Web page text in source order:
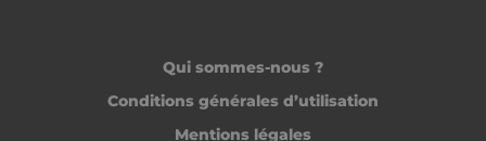
Qui sommes-nous ?
Conditions générales d’utilisation
Mentions légales